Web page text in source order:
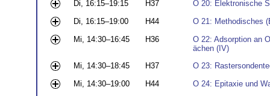
Di, 16:15–19:15
H37
O 20: Elektronische
Di, 16:15–19:00
H44
O 21: Methodisches
Mi, 14:30–16:45
H36
O 22: Adsorption an
ächen (IV)
Mi, 14:30–18:45
H37
O 23:
Mi, 14:30–19:00
H44
O 24: Epitaxie und